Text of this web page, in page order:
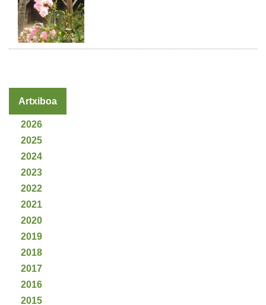
Artxiboa
2026
2025
2024
2023
2022
2021
2020
2019
2018
2017
2016
2015